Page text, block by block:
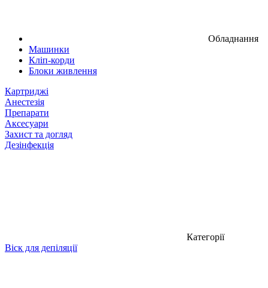
Обладнання
Машинки
Кліп-корди
Блоки живлення
Картриджі
Анестезія
Препарати
Аксесуари
Захист та догляд
Дезінфекція
Категорії
Віск для депіляції